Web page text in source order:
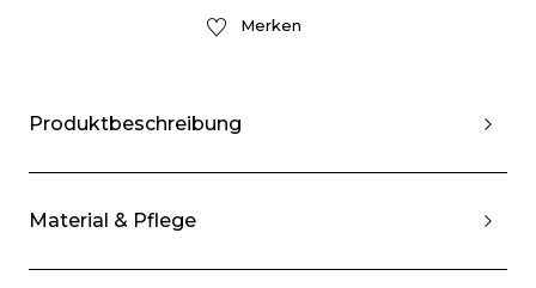
Merken
Produktbeschreibung
Material & Pflege